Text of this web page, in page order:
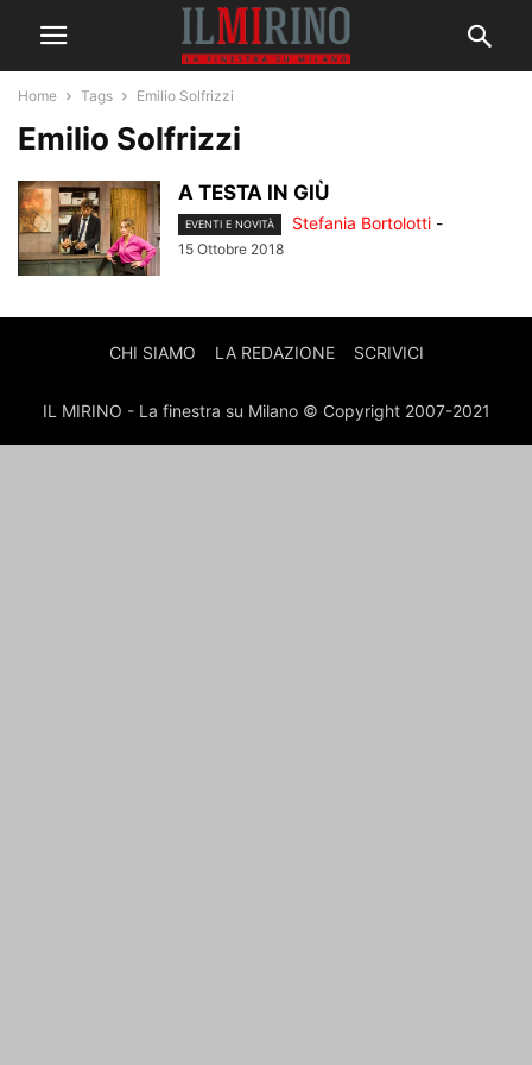
Home Tags Emilio Solfrizzi
Emilio Solfrizzi
A TESTA IN GIÙ
EVENTI E NOVITÀ Stefania Bortolotti -
15 Ottobre 2018
CHI SIAMO LA REDAZIONE SCRIVICI
IL MIRINO - La finestra su Milano © Copyright 2007-2021